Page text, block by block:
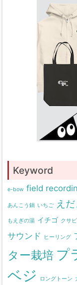
Keyword
e-bow field
あんこう鍋 いちご え
もえぎの湯 イチゴ クサビ
サウンド
ヒーリング
ター栽培 プ
ベジ
ロングトーン